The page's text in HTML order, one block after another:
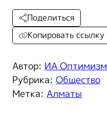
Автор: ИА Оптимизм
Рубрика: Общество
Метка: Алматы
Поделиться
Копировать ссылку